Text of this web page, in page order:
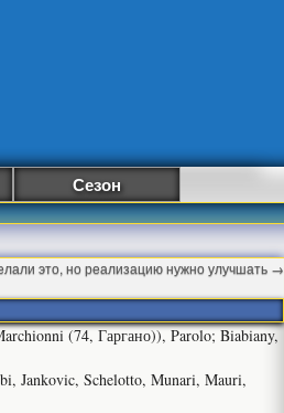
Сезон
это, но реализацию нужно улучшать →
(74, Гаргано)), Parolo; Biabiany,
Jankovic, Schelotto, Munari, Mauri,